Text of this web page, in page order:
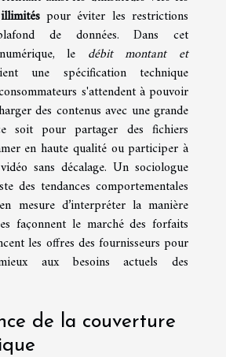
pour éviter les restrictions
de données. Dans cet
le débit montant et
une spécification technique
s'attendent à pouvoir
des contenus avec une grande
soit pour partager des fichiers
en haute qualité ou participer à
sans décalage. Un sociologue
des tendances comportementales
mesure d’interpréter la manière
façonnent le marché des forfaits
les offres des fournisseurs pour
aux besoins actuels des
de la couverture